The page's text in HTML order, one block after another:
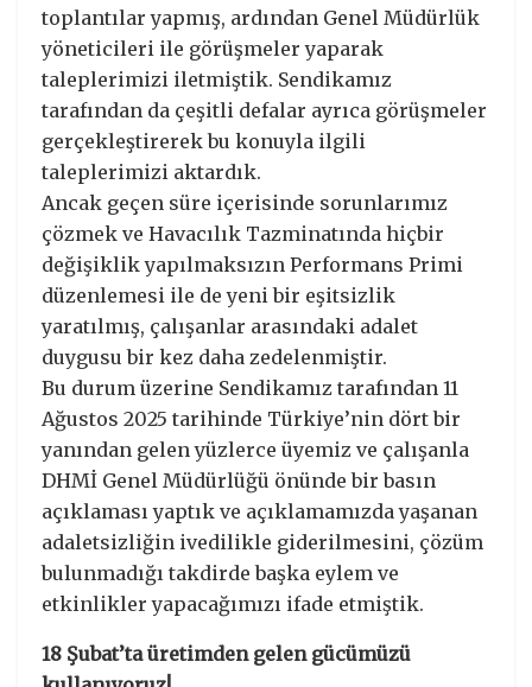
toplantılar yapmış, ardından Genel Müdürlük
yöneticileri ile görüşmeler yaparak
taleplerimizi iletmiştik. Sendikamız
tarafından da çeşitli defalar ayrıca görüşmeler
gerçekleştirerek bu konuyla ilgili
taleplerimizi aktardık.
Ancak geçen süre içerisinde sorunlarımız
çözmek ve Havacılık Tazminatında hiçbir
değişiklik yapılmaksızın Performans Primi
düzenlemesi ile de yeni bir eşitsizlik
yaratılmış, çalışanlar arasındaki adalet
duygusu bir kez daha zedelenmiştir.
Bu durum üzerine Sendikamız tarafından 11
Ağustos 2025 tarihinde Türkiye’nin dört bir
yanından gelen yüzlerce üyemiz ve çalışanla
DHMİ Genel Müdürlüğü önünde bir basın
açıklaması yaptık ve açıklamamızda yaşanan
adaletsizliğin ivedilikle giderilmesini, çözüm
bulunmadığı takdirde başka eylem ve
etkinlikler yapacağımızı ifade etmiştik.
18 Şubat’ta üretimden gelen gücümüzü